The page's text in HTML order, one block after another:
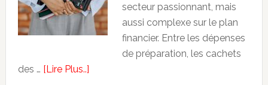
nouveau
luxe
?
secteur passionnant, mais
aussi complexe sur le plan
financier. Entre les dépenses
de préparation, les cachets
des … [Lire Plus..]about